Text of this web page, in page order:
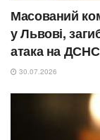
Масований
у Львові,
атака на ДСНС
30.07.2026